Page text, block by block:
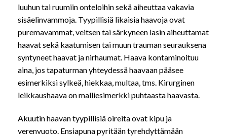
luuhun tai ruumiin onteloihin sekä aiheuttaa vakavia
sisäelinvammoja. Tyypillisiä likaisia haavoja ovat
puremavammat, veitsen tai särkyneen lasin aiheuttamat
haavat sekä kaatumisen tai muun trauman seurauksena
syntyneet haavat ja nirhaumat. Haava kontaminoituu
aina, jos tapaturman yhteydessä haavaan pääsee
esimerkiksi sylkeä, hiekkaa, multaa, tms. Kirurginen
leikkaushaava on malliesimerkki puhtaasta haavasta.
Akuutin haavan tyypillisiä oireita ovat kipu ja
verenvuoto. Ensiapuna pyritään tyrehdyttämään